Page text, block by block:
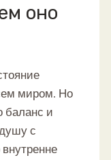
оно
миром. Но
баланс и
с